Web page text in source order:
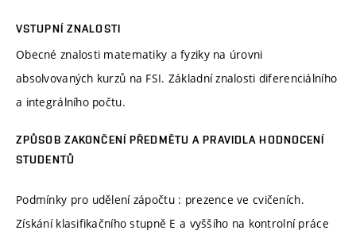
VSTUPNÍ ZNALOSTI
Obecné znalosti matematiky a fyziky na úrovni
absolvovaných kurzů na FSI. Základní znalosti diferenciálního
a integrálního počtu.
ZPŮSOB ZAKONČENÍ PŘEDMĚTU A PRAVIDLA HODNOCENÍ
STUDENTŮ
Podmínky pro udělení zápočtu : prezence ve cvičeních.
Získání klasifikačního stupně E a vyššího na kontrolní práce